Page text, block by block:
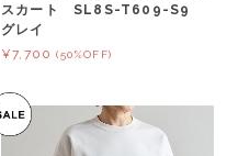
スカート SL8S-T609-S9
グレイ
¥7,700 (50%OFF)